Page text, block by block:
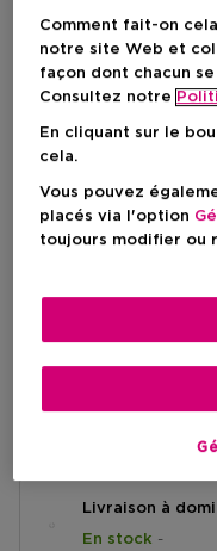
Choisissez
200 ML
200 ML
Prix
45,68 €
57,10 €
Prix
45,68 €
-20% Prix de vente
Livraison à
En stock -
Comment fait-on
notre site Web et
façon dont chacun
Consultez notre
En cliquant sur le
cela.
Vous pouvez
placés via l'option
toujours modifier ou